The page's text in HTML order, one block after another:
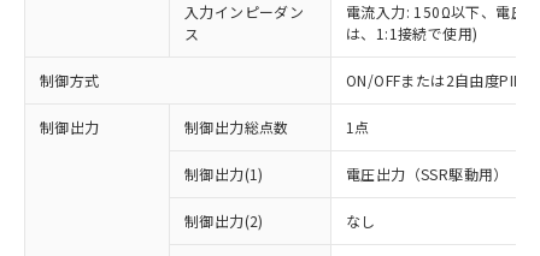
入力インピーダン
ス
電流入力: 150Ω以下、電圧
は、1:1接続で使用)
制御方式 ON/OFFまたは2自由度PID
制御出力 制御出力総点数 1点
制御出力(1) 電圧出力（SSR駆動用）
制御出力(2) なし